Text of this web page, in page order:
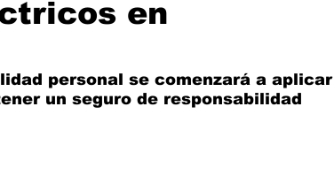
Fiestasen
personal se comenzará a aplicar
un seguro de responsabilidad